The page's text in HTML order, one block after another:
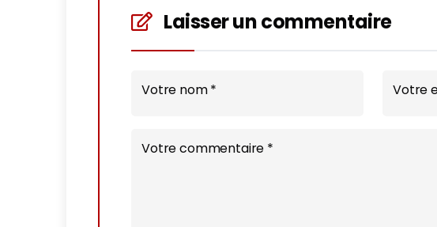
Laisser un commentaire
Votre nom * Votre
Votre commentaire *